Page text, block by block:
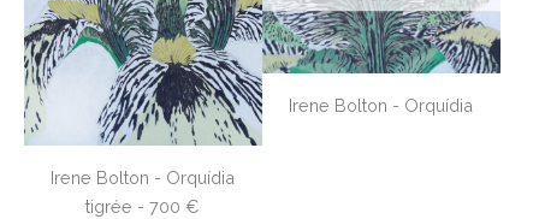
Irene Bolton - Orquídia
tigrée - 700 €
Irene Bolton - Orquídia